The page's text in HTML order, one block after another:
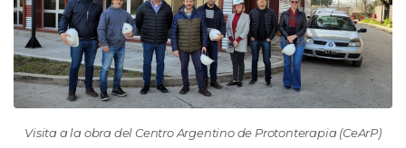
Visita a la obra del Centro Argentino de Protonterapia (CeArP)